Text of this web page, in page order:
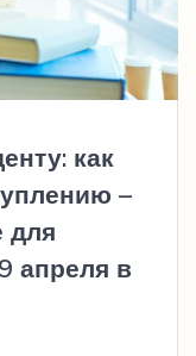
как
–
для
апреля в